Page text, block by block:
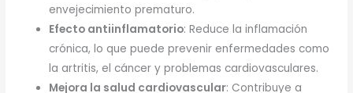
envejecimiento prematuro.
Efecto antiinflamatorio: Reduce la inflamación
crónica, lo que puede prevenir enfermedades como
la artritis, el cáncer y problemas cardiovasculares.
Mejora la salud cardiovascular: Contribuye a